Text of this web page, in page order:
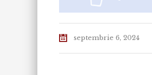
septembrie 6, 2024